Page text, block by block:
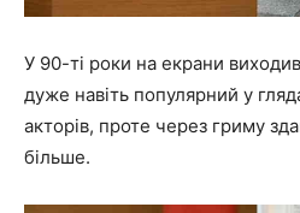
У 90-ті роки на екрани
дуже навіть популярний у
акторів, проте через гриму
більше.